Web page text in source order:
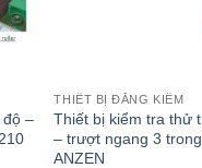
độ –
THIẾT BỊ ĐĂNG KIỂM
Thiết bị kiểm tra thử
– trượt ngang 3
ANZEN